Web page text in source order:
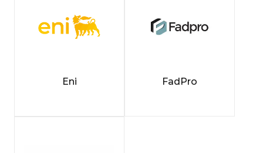
Eni FadPro